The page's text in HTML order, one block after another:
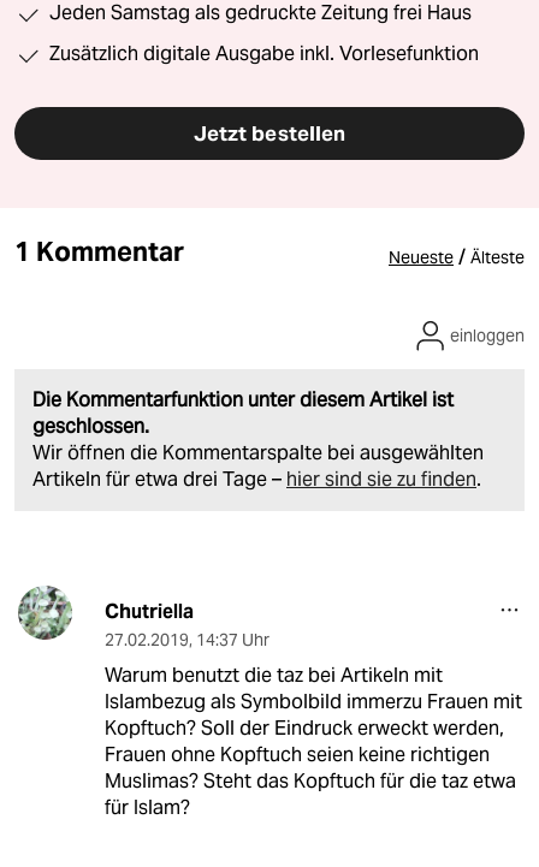
Jeden Samstag als gedruckte Zeitung frei Haus
Zusätzlich digitale Ausgabe inkl. Vorlesefunktion
Jetzt bestellen
1 Kommentar Neueste / Älteste
Die Kommentarfunktion unter diesem Artikel ist
geschlossen.
Wir öffnen die Kommentarspalte bei ausgewählten
Artikeln für etwa drei Tage – hier sind sie zu finden.
einloggen
Chutriella
27.02.2019, 14:37 Uhr
Warum benutzt die taz bei Artikeln mit
Islambezug als Symbolbild immerzu Frauen mit
Kopftuch? Soll der Eindruck erweckt werden,
Frauen ohne Kopftuch seien keine richtigen
Muslimas? Steht das Kopftuch für die taz etwa
für Islam?